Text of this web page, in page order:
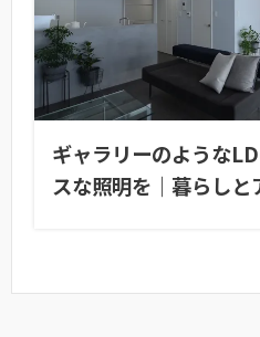
ギャラリーのような
スな照明を｜暮らし